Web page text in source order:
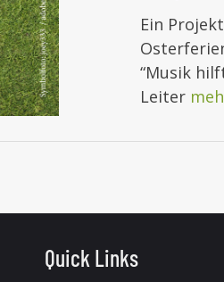
Ein
“Musik
Leiter
Quick Links